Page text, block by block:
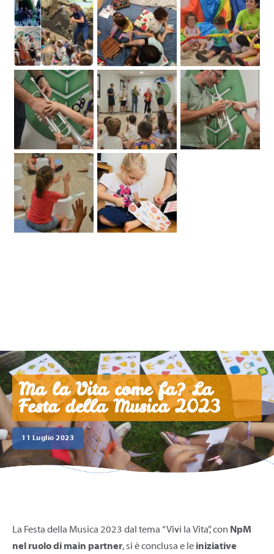
Ma la Vita come fa? La
Festa della Musica 2023
11 Luglio 2023
La Festa della Musica 2023 dal tema “Vivi la Vita”, con NpM
nel ruolo di main partner, si è conclusa e le iniziative